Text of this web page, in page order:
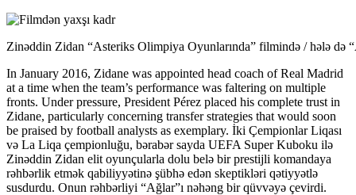
Zinəddin Zidan “Asteriks Olimpiya Oyunlarında” filmində / hələ də
In January 2016, Zidane was appointed head coach of Real Madrid
at a time when the team’s performance was faltering on multiple
fronts. Under pressure, President Pérez placed his complete trust in
Zidane, particularly concerning transfer strategies that would soon
be praised by football analysts as exemplary. İki Çempionlar Liqası
və La Liqa çempionluğu, bərabər sayda UEFA Super Kuboku ilə
Zinəddin Zidan elit oyunçularla dolu belə bir prestijli komandaya
rəhbərlik etmək qabiliyyətinə şübhə edən skeptikləri qətiyyətlə
susdurdu. Onun rəhbərliyi “Ağlar”ı nəhəng bir qüvvəyə çevirdi.